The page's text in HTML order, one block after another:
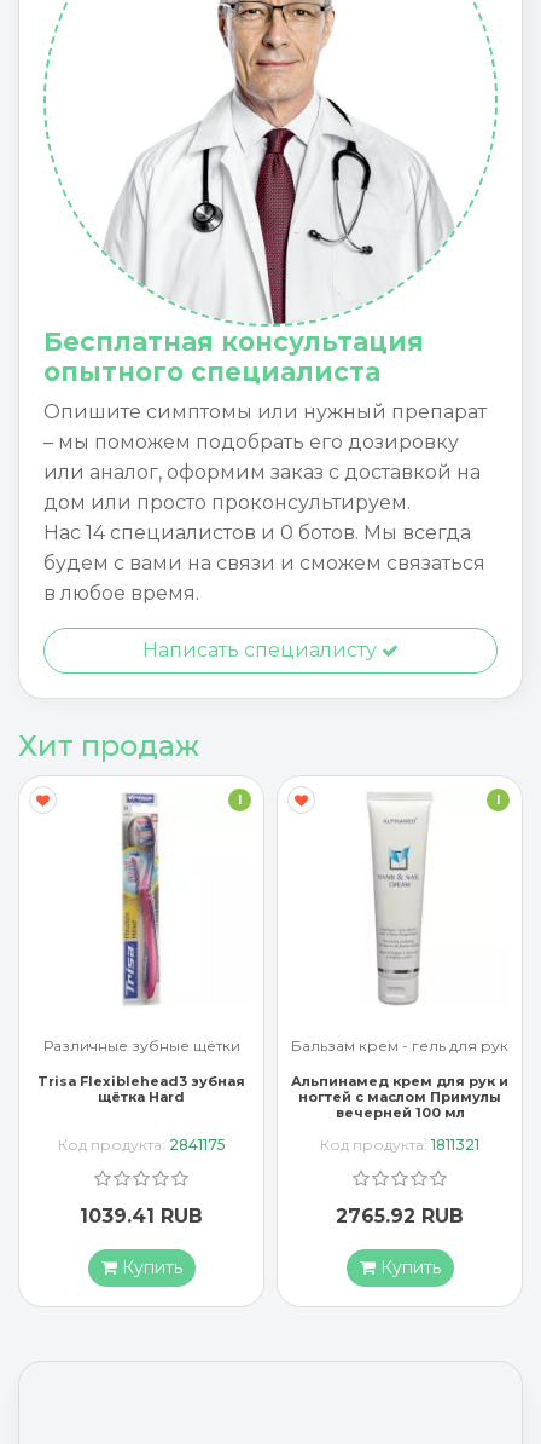
Бесплатная консультация
опытного специалиста
Опишите симптомы или нужный препарат
– мы поможем подобрать его дозировку
или аналог, оформим заказ с доставкой на
дом или просто проконсультируем.
Нас 14 специалистов и 0 ботов. Мы всегда
будем с вами на связи и сможем связаться
в любое время.
Написать специалисту
Хит продаж
Различные зубные щётки
Trisa Flexiblehead3 зубная
щётка Hard
Код продукта: 2841175
1039.41 RUB
Купить
Бальзам крем - гель для рук
Альпинамед крем для рук и
ногтей с маслом Примулы
вечерней 100 мл
Код продукта: 1811321
2765.92 RUB
Купить